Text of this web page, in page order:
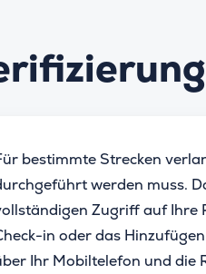
bestimmte Strecken
werden muss.
Zugriff auf Ihre
in oder das
Ihr Mobiltelefon und die